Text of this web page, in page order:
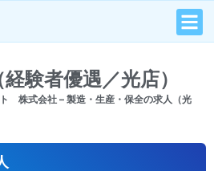
験者優遇／光店）
株式会社 – 製造・生産・保全の求人（光